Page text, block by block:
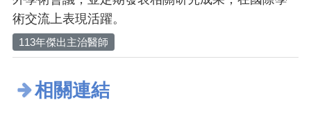
術交流上表現活躍。
113年傑出主治醫師
相關連結